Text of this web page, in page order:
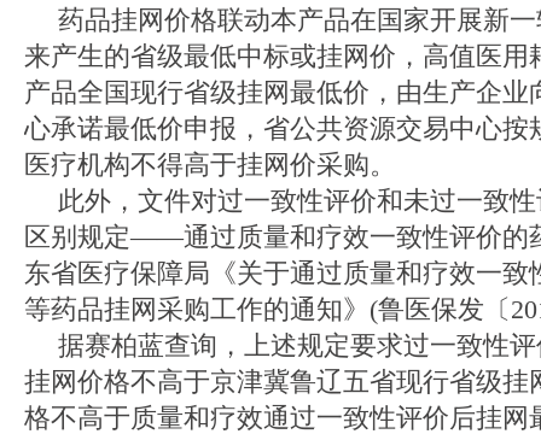
药品挂网价格联动本产品在国家开展新
来产生的省级最低中标或挂网价，高值医用
产品全国现行省级挂网最低价，由生产企业
心承诺最低价申报，省公共资源交易中心按
医疗机构不得高于挂网价采购。
此外，文件对过一致性评价和未过一致
区别规定——通过质量和疗效一致性评价的
东省医疗保障局《关于通过质量和疗效一致
等药品挂网采购工作的通知》(鲁医保发〔
据赛柏蓝查询，上述规定要求过一致性
挂网价格不高于京津冀鲁辽五省现行省级挂
格不高于质量和疗效通过一致性评价后挂网